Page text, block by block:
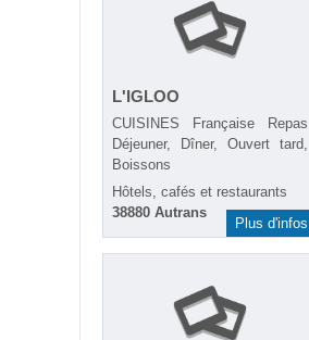
L'IGLOO
CUISINES Française Repas
Déjeuner, Dîner, Ouvert tard,
Boissons
Hôtels, cafés et restaurants
38880 Autrans
Plus d'infos